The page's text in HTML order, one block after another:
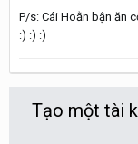
P/s: Cái Hoằn bận ăn
:) :) :)
Tạo một tài